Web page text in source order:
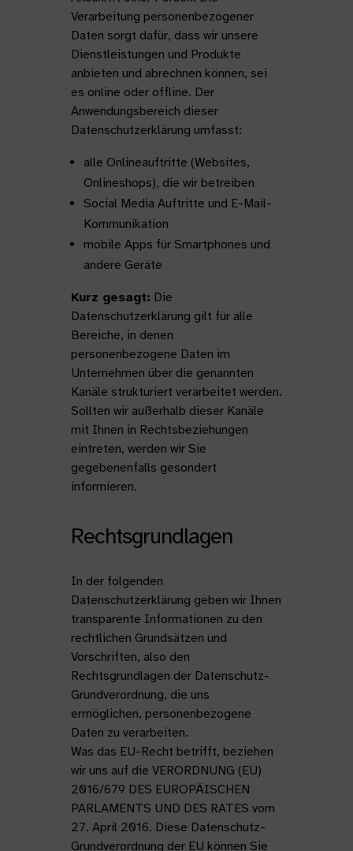
Verarbeitung personenbezogener
Daten sorgt dafür, dass wir unsere
Dienstleistungen und Produkte
anbieten und abrechnen können, sei
es online oder offline. Der
Anwendungsbereich dieser
Datenschutzerklärung umfasst:
alle Onlineauftritte (Websites,
Onlineshops), die wir betreiben
Social Media Auftritte und E-Mail-
Kommunikation
mobile Apps für Smartphones und
andere Geräte
Kurz gesagt: Die
Datenschutzerklärung gilt für alle
Bereiche, in denen
personenbezogene Daten im
Unternehmen über die genannten
Kanäle strukturiert verarbeitet werden.
Sollten wir außerhalb dieser Kanäle
mit Ihnen in Rechtsbeziehungen
eintreten, werden wir Sie
gegebenenfalls gesondert
informieren.
Rechtsgrundlagen
In der folgenden
Datenschutzerklärung geben wir Ihnen
transparente Informationen zu den
rechtlichen Grundsätzen und
Vorschriften, also den
Rechtsgrundlagen der Datenschutz-
Grundverordnung, die uns
ermöglichen, personenbezogene
Daten zu verarbeiten.
Was das EU-Recht betrifft, beziehen
wir uns auf die VERORDNUNG (EU)
2016/679 DES EUROPÄISCHEN
PARLAMENTS UND DES RATES vom
27. April 2016. Diese Datenschutz-
Grundverordnung der EU können Sie